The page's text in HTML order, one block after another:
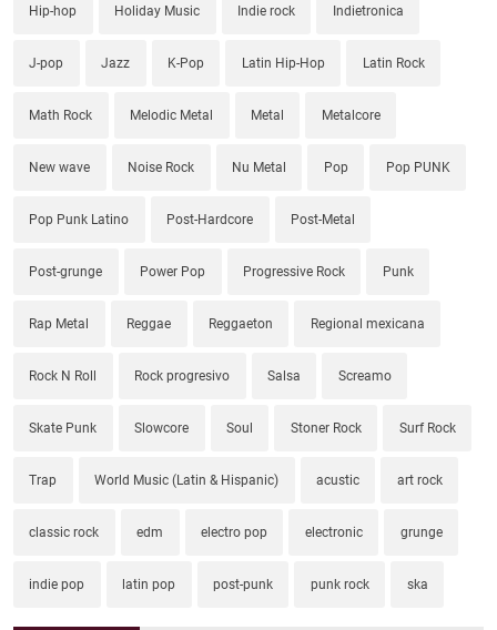
Hip-hop Holiday Music Indie rock Indietronica
J-pop Jazz K-Pop Latin Hip-Hop Latin Rock
Math Rock Melodic Metal Metal Metalcore
New wave Noise Rock Nu Metal Pop Pop PUNK
Pop Punk Latino Post-Hardcore Post-Metal
Post-grunge Power Pop Progressive Rock Punk
Rap Metal Reggae Reggaeton Regional mexicana
Rock N Roll Rock progresivo Salsa Screamo
Skate Punk Slowcore Soul Stoner Rock Surf Rock
Trap World Music (Latin & Hispanic) acustic art rock
classic rock edm electro pop electronic grunge
indie pop latin pop post-punk punk rock ska